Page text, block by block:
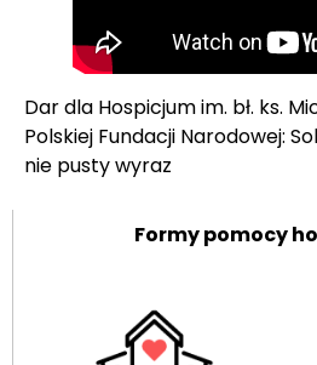
Dar dla Hospicjum im. bł. ks.
Polskiej Fundacji Narodowej:
nie pusty wyraz
Formy pomocy